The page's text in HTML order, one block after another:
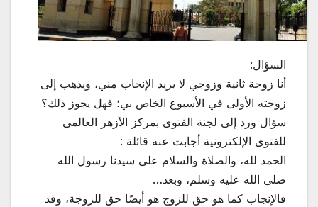
السؤال:
أنا زوجة ثانية وزوجي لا يريد الإنجاب مني، ويذهب إلى
زوجته الأولى في الأسبوع الخاص بي؛ فهل يجوز ذلك؟
سؤال ورد إلى لجنة الفتوى بمركز الأزهر العالمى
للفتوى الإلكترونية أجابت عنه قائلة :
الحمد لله، والصلاة والسلام على سيدنا رسول الله
صلى الله عليه وسلم، وبعد…
فالإنجاب كما هو حق للزوج هو أيضًا حق للزوجة، وقد